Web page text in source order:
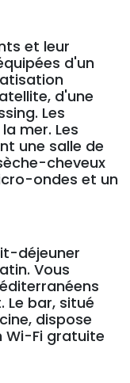
et leur
d'un
d'une
Les
mer. Les
une salle de
cheveux
ondes et un
déjeuner
Vous
bar, situé
dispose
Wi-Fi gratuite